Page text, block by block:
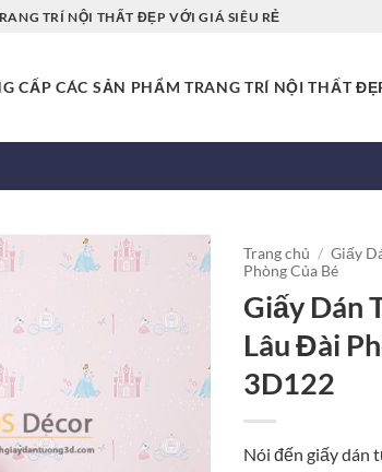
TRÍ NỘI THẤT ĐẸP VỚI GIÁ SIÊU RẺ
CẤP CÁC SẢN PHẨM TRANG TRÍ NỘI THẤT
Trang chủ / Giấy
Phòng Của Bé
Giấy Dán
Lâu Đài
3D122
Nói đến giấy dán